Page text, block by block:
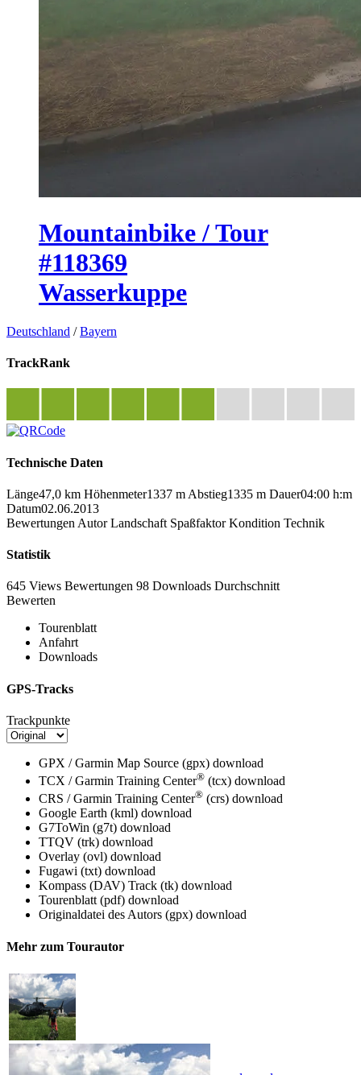
Mountainbike / Tour
#118369
Wasserkuppe
Deutschland /Bayern
TrackRank
Technische Daten
Länge47,0 km Höhenmeter1337 m Abstieg1335 m Dauer04:00 h:m
Datum02.06.2013
Bewertungen Autor Landschaft Spaßfaktor Kondition Technik
Statistik
645 Views Bewertungen 98 Downloads Durchschnitt
Bewerten
Tourenblatt
Anfahrt
Downloads
GPS-Tracks
Trackpunkte
GPX / Garmin Map Source (gpx) download
TCX / Garmin Training Center® (tcx) download
CRS / Garmin Training Center® (crs) download
Google Earth (kml) download
G7ToWin (g7t) download
TTQV (trk) download
Overlay (ovl) download
Fugawi (txt) download
Kompass (DAV) Track (tk) download
Tourenblatt (pdf) download
Originaldatei des Autors (gpx) download
Mehr zum Tourautor